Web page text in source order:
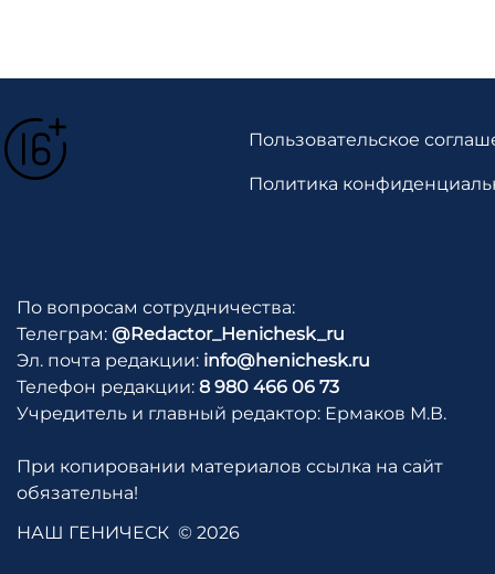
Пользовательское
Политика
По вопросам сотрудничества:
Телеграм: @Redactor_Henichesk_ru
Эл. почта редакции: info@henichesk.ru
Телефон редакции: 8 980 466 06 73
Учредитель и главный редактор: Ермаков М.В.
При копировании материалов ссылка на сайт
обязательна!
НАШ ГЕНИЧЕСК © 2026